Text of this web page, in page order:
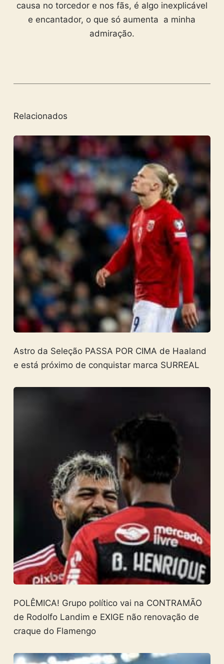
causa no torcedor e nos fãs, é algo inexplicável
e encantador, o que só aumenta a minha
admiração.
Relacionados
Astro da Seleção PASSA POR CIMA de Haaland
e está próximo de conquistar marca SURREAL
POLÊMICA! Grupo político vai na CONTRAMÃO
de Rodolfo Landim e EXIGE não renovação de
craque do Flamengo